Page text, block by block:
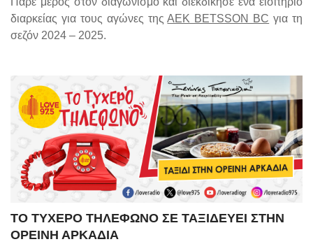
διαρκείας για τους αγώνες τηςΑΕΚ BETSSON BC για τη
σεζόν 2024 – 2025.
ΤΟ ΤΥΧΕΡΟ ΤΗΛΕΦΩΝΟ ΣΕ ΤΑΞΙΔΕΥΕΙ ΣΤΗΝ
ΟΡΕΙΝΗ ΑΡΚΑΔΙΑ